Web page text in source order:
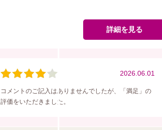
詳細を見る
2026.06.01
コメントのご記入はありませんでしたが、「満足」の
評価をいただきました。